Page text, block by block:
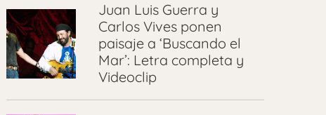
Juan Luis Guerra y
Carlos Vives ponen
paisaje a ‘Buscando el
Mar’: Letra completa y
Videoclip